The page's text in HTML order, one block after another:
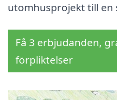
utomhusprojekt till en
Få 3 erbjudanden,
förpliktelser